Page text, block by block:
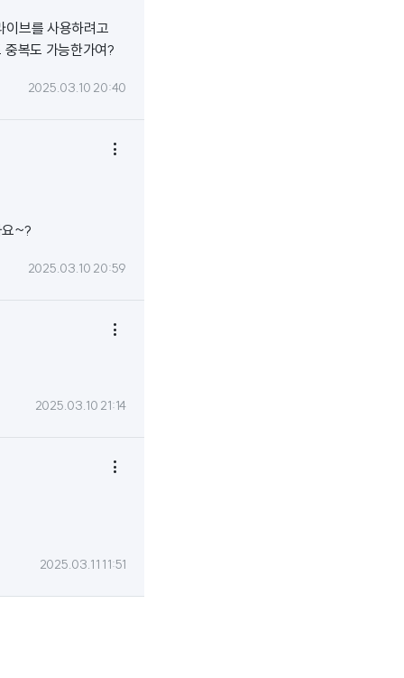
이브를 사용하려고
복도 가능한가여?
2025.03.10 20:40

요~?
2025.03.10 20:59

2025.03.10 21:14

2025.03.11 11:51